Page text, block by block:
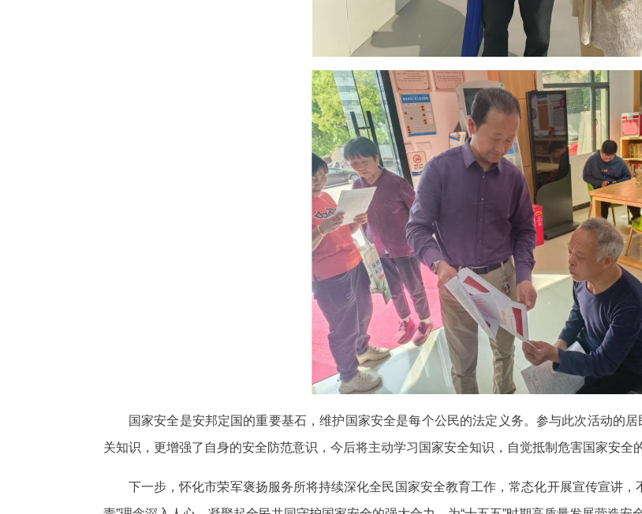
国家安全是安邦定国的重要基石，维护国家安全是每个公民的法定义务。参与此次活动的
关知识，更增强了自身的安全防范意识，今后将主动学习国家安全知识，自觉抵制危害国家安全
下一步，怀化市荣军褒扬服务所将持续深化全民国家安全教育工作，常态化开展宣传宣讲